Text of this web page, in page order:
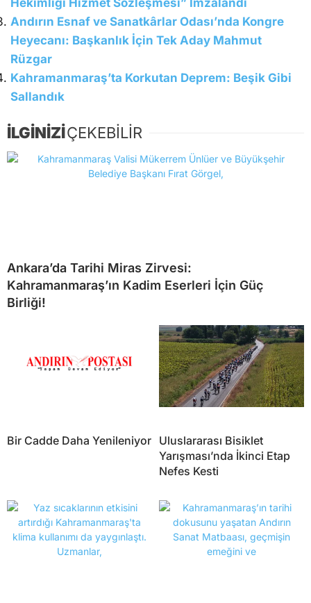
Hekimliği Hizmet Sözleşmesi” İmzalandı
Andırın Esnaf ve Sanatkârlar Odası’nda Kongre
Heyecanı: Başkanlık İçin Tek Aday Mahmut
Rüzgar
Kahramanmaraş’ta Korkutan Deprem: Beşik Gibi
Sallandık
İLGİNİZİÇEKEBİLİR
Ankara’da Tarihi Miras Zirvesi:
Kahramanmaraş’ın Kadim Eserleri İçin Güç
Birliği!
Bir Cadde Daha Yenileniyor Uluslararası Bisiklet
Yarışması’nda İkinci Etap
Nefes Kesti